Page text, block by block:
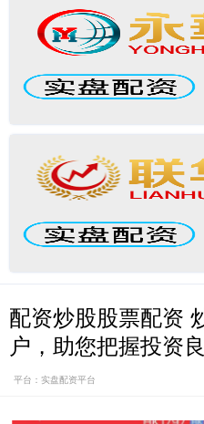
配资炒股股票配资
户，助您把握投资
平台：实盘配资平台